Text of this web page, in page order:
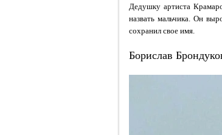
Дедушку артиста
назвать мальчика. Он
сохранил свое имя.
Борислав